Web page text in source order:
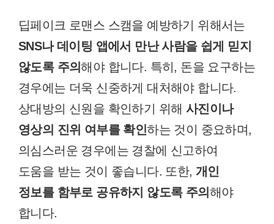
딥페이크 로맨스 스캠을 예방하기 위해서는
SNS나 데이팅 앱에서 만난 사람을 쉽게 믿지
않도록 주의해야 합니다. 특히, 돈을 요구하는
경우에는 더욱 신중하게 대처해야 합니다.
상대방의 신원을 확인하기 위해 사진이나
영상의 진위 여부를 확인하는 것이 중요하며,
의심스러운 경우에는 경찰에 신고하여
도움을 받는 것이 좋습니다. 또한, 개인
정보를 함부로 공유하지 않도록 주의해야
합니다.